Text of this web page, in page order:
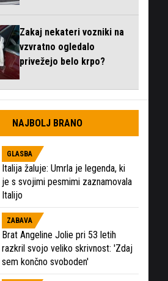
Zakaj nekateri vozniki na
vzvratno ogledalo
privežejo belo krpo?
NAJBOLJ BRANO
GLASBA
Italija žaluje: Umrla je legenda, ki
je s svojimi pesmimi zaznamovala
Italijo
ZABAVA
Brat Angeline Jolie pri 53 letih
razkril svojo veliko skrivnost: 'Zdaj
sem končno svoboden'